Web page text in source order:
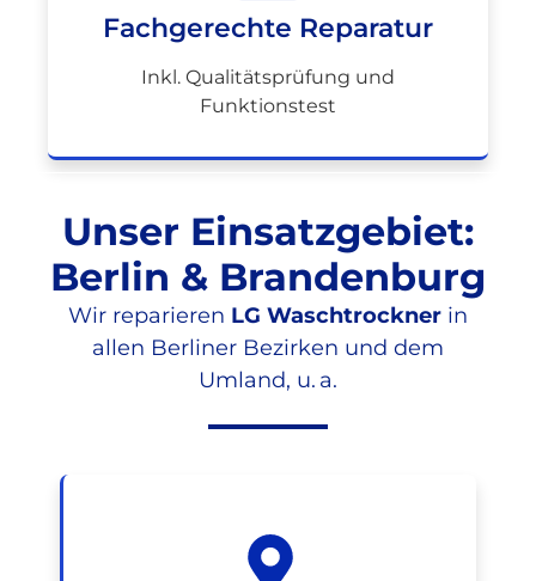
Fachgerechte Reparatur
Inkl. Qualitätsprüfung und
Funktionstest
Unser Einsatzgebiet:
Berlin & Brandenburg
Wir reparieren LG Waschtrockner in
allen Berliner Bezirken und dem
Umland, u. a.